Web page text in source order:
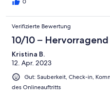
0
Verifizierte Bewertung
10/10 – Hervorragend
Kristina B.
12. Apr. 2023
Gut: Sauberkeit, Check-in,
des Onlineauftritts